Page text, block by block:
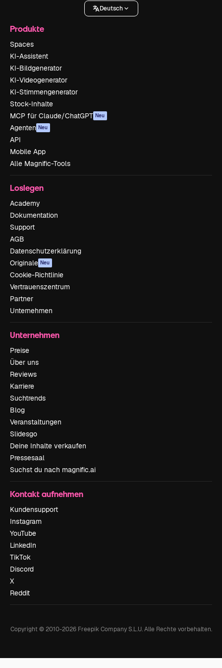
Deutsch
Produkte
Spaces
KI-Assistent
KI-Bildgenerator
KI-Videogenerator
KI-Stimmengenerator
Stock-Inhalte
MCP für Claude/ChatGPT Neu
Agenten Neu
API
Mobile App
Alle Magnific-Tools
Loslegen
Academy
Dokumentation
Support
AGB
Datenschutzerklärung
Originale Neu
Cookie-Richtlinie
Vertrauenszentrum
Partner
Unternehmen
Unternehmen
Preise
Über uns
Reviews
Karriere
Suchtrends
Blog
Veranstaltungen
Slidesgo
Deine Inhalte verkaufen
Pressesaal
Suchst du nach magnific.ai
Kontakt aufnehmen
Kundensupport
Instagram
YouTube
LinkedIn
TikTok
Discord
X
Reddit
Copyright © 2010-2026Freepik Company S.L.U. Alle Rechte vorbehalten.